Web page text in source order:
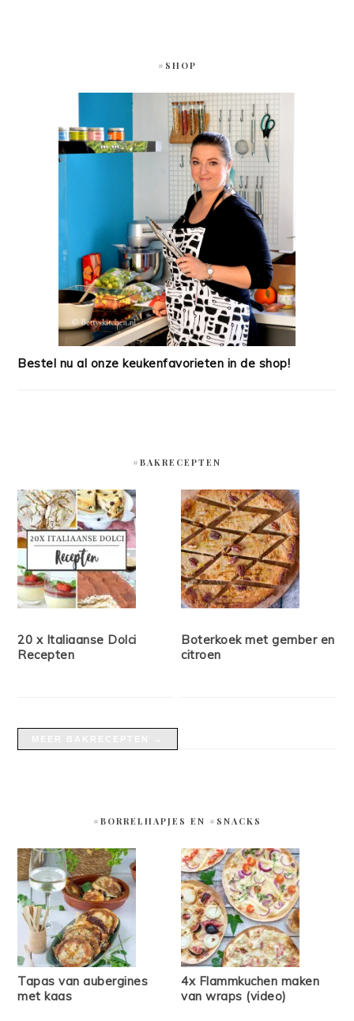
#SHOP
Bestel nu al onze keukenfavorieten in de shop!
#BAKRECEPTEN
20 x Italiaanse Dolci
Recepten
Boterkoek met gember en
citroen
#BORRELHAPJES EN #SNACKS
Tapas van aubergines
met kaas
4x Flammkuchen maken
van wraps (video)